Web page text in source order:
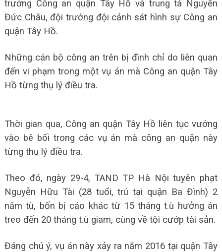
trưởng Công an quận Tây Hồ và trung tá Nguyễn
Đức Châu, đội trưởng đội cảnh sát hình sự Công an
quận Tây Hồ.
Những cán bộ công an trên bị đình chỉ do liên quan
đến vi phạm trong một vụ án mà Công an quận Tây
Hồ từng thụ lý điều tra.
Thời gian qua, Công an quận Tây Hồ liên tục vướng
vào bê bối trong các vụ án mà công an quận này
từng thụ lý điều tra.
Theo đó, ngày 29-4, TAND TP Hà Nội tuyên phạt
Nguyễn Hữu Tài (28 tuổi, trú tại quận Ba Đình) 2
năm tù, bốn bị cáo khác từ 15 tháng t.ù hưởng án
treo đến 20 tháng t.ù giam, cùng về tội cướp tài sản.
Đáng chú ý, vụ án này xảy ra năm 2016 tại quận Tây